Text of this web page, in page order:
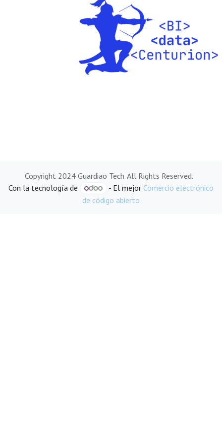
Copyright 2024 Guardiao Tech.All Rights Reserved.
Con la tecnología de
- El mejor Comercio electrónico
de código abierto